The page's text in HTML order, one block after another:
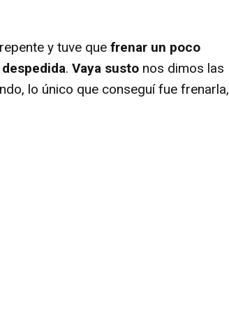
y tuve que frenar un poco
. Vaya susto nos dimos las
lo único que conseguí fue frenarla,